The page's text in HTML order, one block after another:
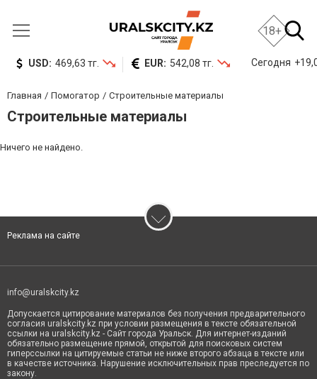
18+
USD: 469,63 тг. EUR: 542,08 тг. Сегодня
Главная Помогатор Строительные материалы
Строительные материалы
Ничего не найдено.
Реклама на сайте
info@uralskcity.kz
Допускается цитирование материалов без получения предварительного
согласия uralskcity.kz при условии размещения в тексте обязательной
ссылки на uralskcity.kz - Сайт города Уральск. Для интернет-изданий
обязательно размещение прямой, открытой для поисковых систем
гиперссылки на цитируемые статьи не ниже второго абзаца в тексте или
в качестве источника. Нарушение исключительных прав преследуется по
закону.